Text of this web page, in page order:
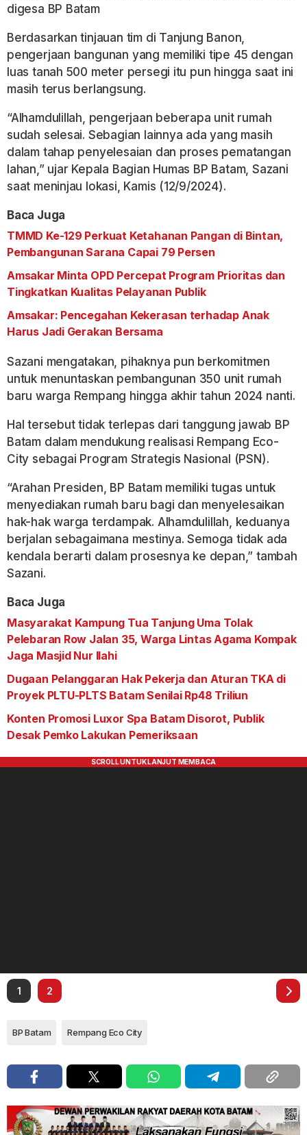
digesa BP Batam
Berdasarkan tinjauan tim di Tanjung Banon,
pengerjaan bangunan yang memiliki tipe 45 dengan
luas tanah 500 meter persegi itu pun hingga saat ini
masih terus berlangsung.
“Alhamdulillah, pengerjaan beberapa unit rumah
sudah selesai. Sebagian lainnya ada yang masih
dalam tahap penyelesaian dan proses pematangan
lahan,” ujar Kepala Bagian Humas BP Batam, Sazani
saat meninjau lokasi, Kamis (12/9/2024).
Baca Juga
TMMD Ke-129 Perkuat Ketahanan Pangan di Bintan,
Pembangunan Sarana Capai 79 Persen
Amsakar Minta OPD Percepat Program Prioritas dan
Tingkatkan Kualitas Pelayanan Publik
Amsakar: Pencegahan Kekerasan terhadap Anak
Harus Jadi Gerakan Bersama
Sazani mengatakan, pihaknya pun berkomitmen
untuk menuntaskan pembangunan 350 unit rumah
baru warga Rempang hingga akhir tahun 2024 nanti.
Hal tersebut tidak terlepas dari tanggung jawab BP
Batam dalam mendukung realisasi Rempang Eco-
City sebagai Program Strategis Nasional (PSN).
“Arahan Presiden, BP Batam memiliki tugas untuk
menyediakan rumah baru bagi dan menyelesaikan
hak-hak warga terdampak. Alhamdulillah, keduanya
berjalan sebagaimana mestinya. Semoga tidak ada
kendala berarti dalam prosesnya ke depan,” tambah
Sazani.
Baca Juga
Masyarakat Kampung Tua Tanjung Uma Tolak
Pelebaran Row Jalan 35, Warga Lintas Agama Kompak
Jaga Masjid Nur Ilahi
Dugaan Pelanggaran Hak Pekerja dan Aturan TKA di
Proyek PLTU-PLTS Batam Senilai Rp48 Triliun
Konten Promosi Luxor Spa Batam Disorot, Publik
Desak Pemko Lakukan Pemeriksaan
1 2
BP Batam Rempang Eco City